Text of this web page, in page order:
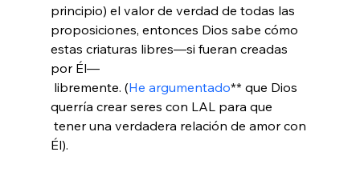
principio) el valor de verdad de todas las
proposiciones, entonces Dios sabe cómo
estas criaturas libres—si fueran creadas
por Él—
libremente. (He argumentado** que Dios
querría crear seres con LAL para que